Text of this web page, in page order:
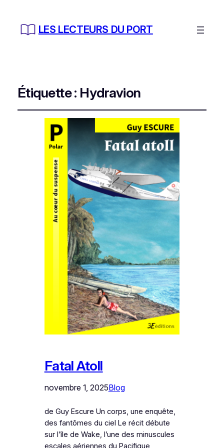
LES LECTEURS DU PORT
Étiquette : Hydravion
Fatal Atoll
novembre 1, 2025Blog
de Guy Escure Un corps, une enquête,
des fantômes du ciel Le récit débute
sur l’île de Wake, l’une des minuscules
escales aériennes du Pacifique,